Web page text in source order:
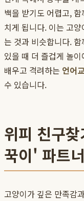
백을 받기도 어렵고,
치게 됩니다. 이는 고
는 것과 비슷합니다.
있을 때 더 즐겁게 놀
배우고 격려하는 언어
수 있습니다.
위피 친구
꾹이' 파트
고양이가 깊은 만족감